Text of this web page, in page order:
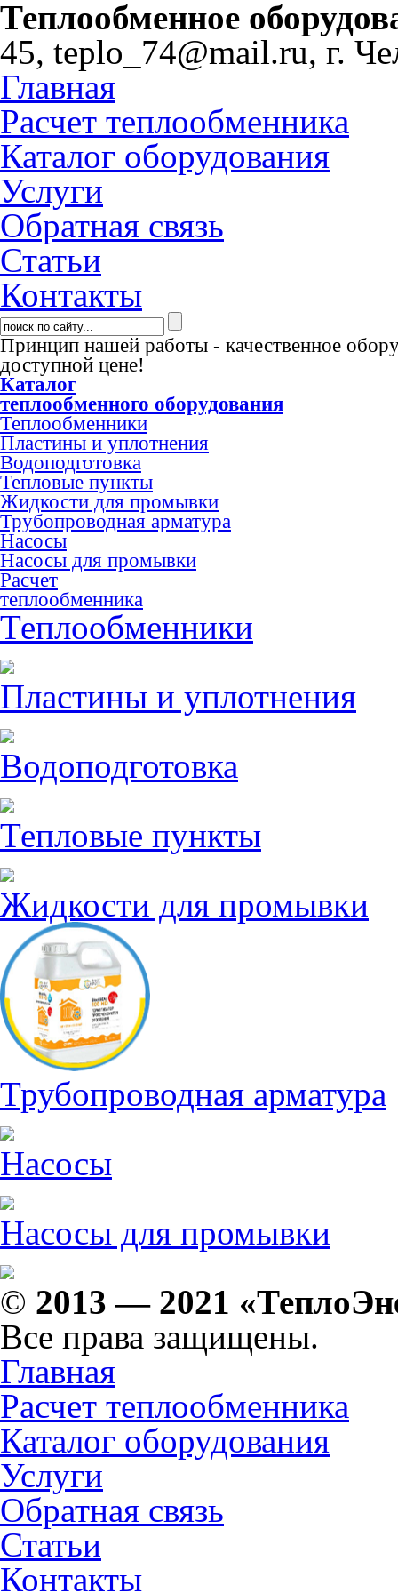
Теплообменное
45, teplo_74@mail.ru, г.
Главная
Расчет теплообменника
Каталог оборудования
Услуги
Обратная связь
Статьи
Контакты
Принцип нашей работы - качественное
доступной цене!
Каталог
теплообменного оборудования
Теплообменники
Пластины и уплотнения
Водоподготовка
Тепловые пункты
Жидкости для промывки
Трубопроводная арматура
Насосы
Насосы для промывки
Расчет
теплообменника
Теплообменники
Пластины и уплотнения
Водоподготовка
Тепловые пункты
Жидкости для промывки
Трубопроводная арматура
Насосы
Насосы для промывки
© 2013 — 2021
Все права защищены.
Главная
Расчет теплообменника
Каталог оборудования
Услуги
Обратная связь
Статьи
Контакты